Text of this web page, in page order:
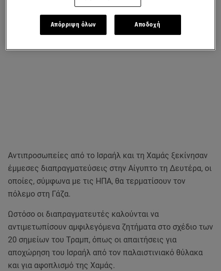
Αντιπροσωπείες από το Ισραήλ και τη Χαμάς ξεκίνησαν
έμμεσες διαπραγματεύσεις στην Αίγυπτο τη Δευτέρα, οι
οποίες, σύμφωνα με τις ΗΠΑ, θα τερματίσουν τον
πόλεμο στη Γάζα.
Ωστόσο οι διαπραγματευτές καλούνται να
αντιμετωπίσουν αμφιλεγόμενα ζητήματα στο σχέδιο των
20 σημείων του Τραμπ, όπως οι απαιτήσεις για
αποχώρηση του Ισραήλ από τον παλαιστινιακό θύλακα
και για αφοπλισμό της Χαμάς.
Απόρριψη όλων Αποδοχή